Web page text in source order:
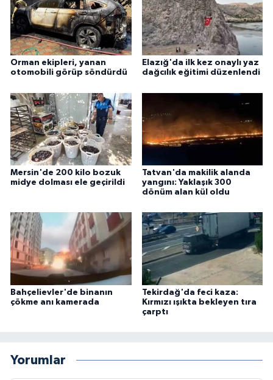
Orman ekipleri, yanan
otomobili görüp söndürdü
Elazığ'da ilk kez onaylı yaz
dağcılık eğitimi düzenlendi
Mersin'de 200 kilo bozuk
midye dolması ele geçirildi
Tatvan'da makilik alanda
yangını: Yaklaşık 300
dönüm alan kül oldu
Bahçelievler'de binanın
çökme anı kamerada
Tekirdağ'da feci kaza:
Kırmızı ışıkta bekleyen tıra
çarptı
Yorumlar